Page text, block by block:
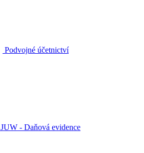
Podvojné účetnictví
JUW - Daňová evidence